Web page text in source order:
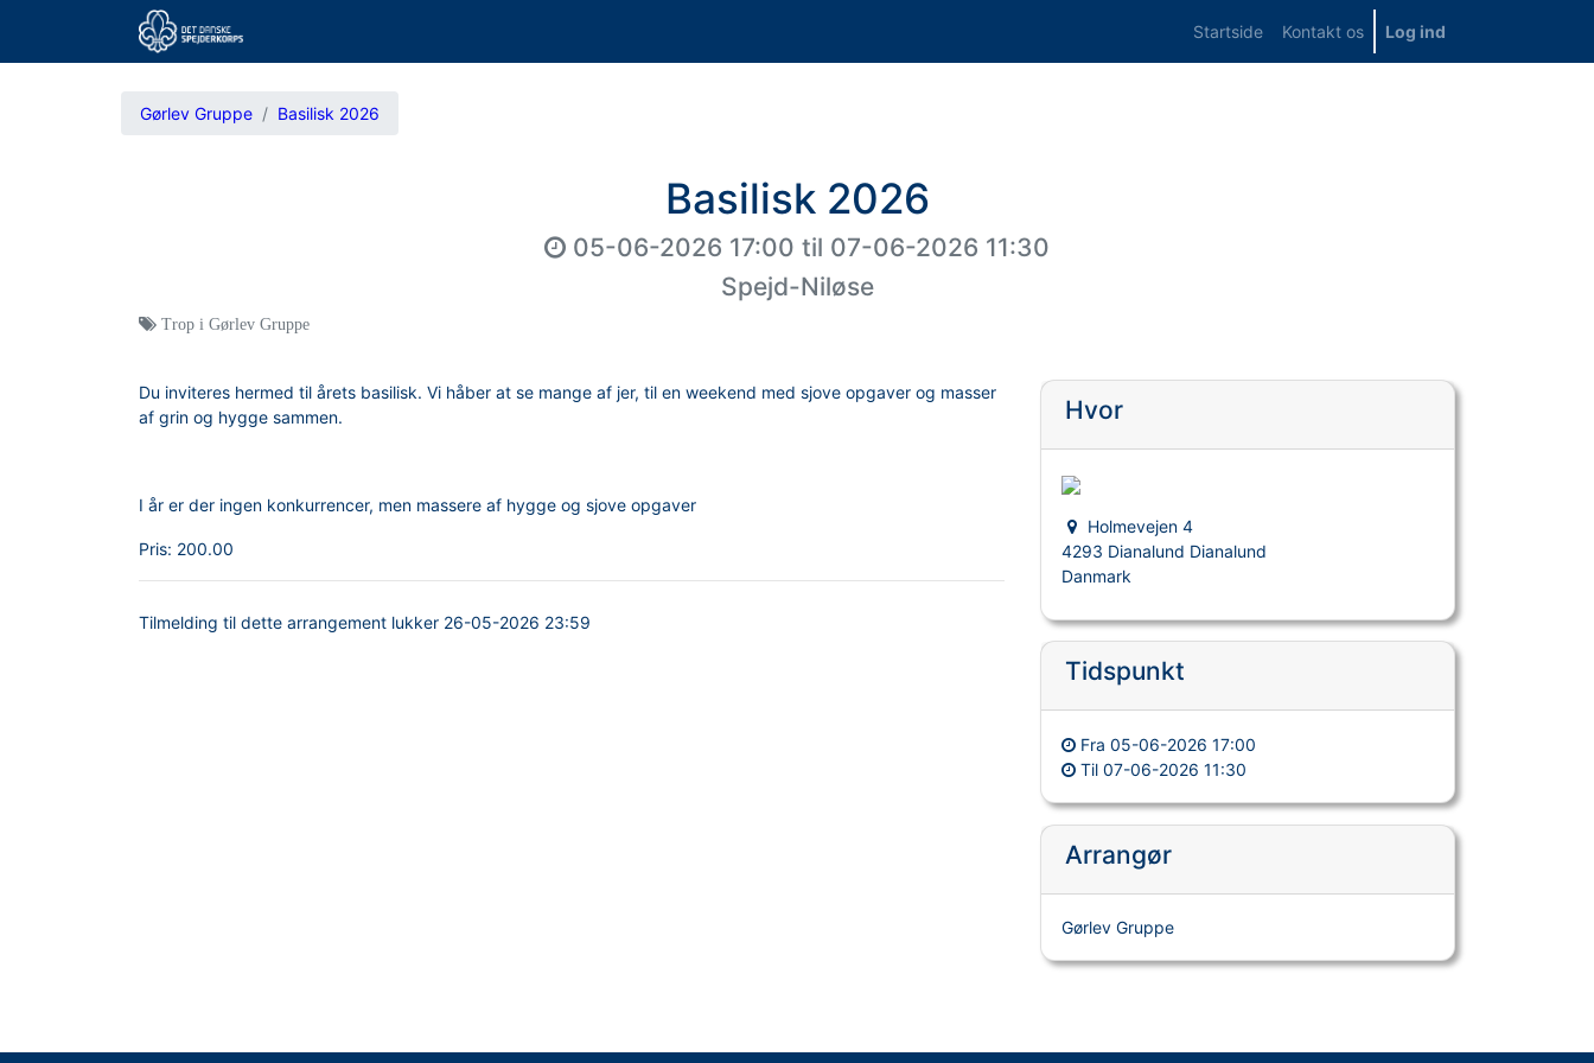
Startside Kontakt os Log ind
Gørlev Gruppe Basilisk 2026
Basilisk 2026
05-06-2026 17:00 til 07-06-2026 11:30
Spejd-Niløse
Trop i Gørlev Gruppe
Du inviteres hermed til årets basilisk. Vi håber at se mange af jer, til en weekend med sjove opgaver og masser
af grin og hygge sammen.
I år er der ingen konkurrencer, men massere af hygge og sjove opgaver
Pris: 200.00
Tilmelding til dette arrangement lukker 26-05-2026 23:59
Hvor
Holmevejen 4
4293 Dianalund Dianalund
Danmark
Tidspunkt
Fra05-06-2026 17:00
Til07-06-2026 11:30
Arrangør
Gørlev Gruppe